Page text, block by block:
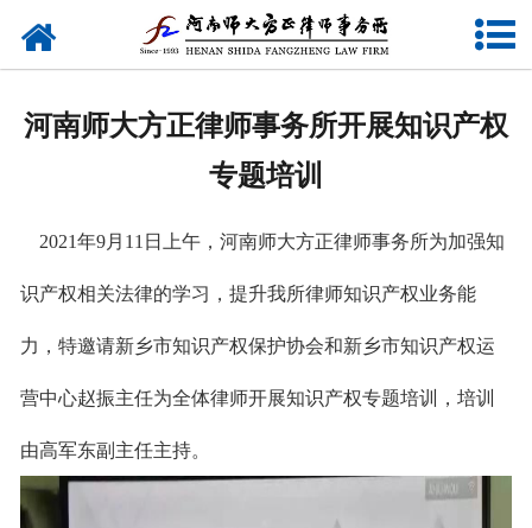
网站首页
党建专题
公益活动
河南师大方正律师事务所开展知识产权
专题培训
2021年9月 11 日上午，河南师大方正律师事务所为加强知
识产权相关法律的学习，提升我所律师知识产权业务能
力，特邀请新乡市知识产权保护协会和新乡市知识产权运
营中心赵振主任为全体律师开展知识产权专题培训，培训
由高军东副主任主持。